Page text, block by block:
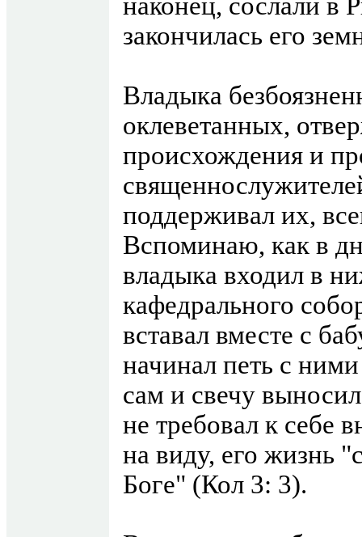
закончилась его
Владыка
оклеветанных,
происхождения и
поддерживал их,
Вспоминаю, как в
владыка входил в
кафедрального
вставал вместе с
начинал петь с
сам и свечу
не требовал к себе
на виду, его жизнь
Боге" (Кол 3: 3).